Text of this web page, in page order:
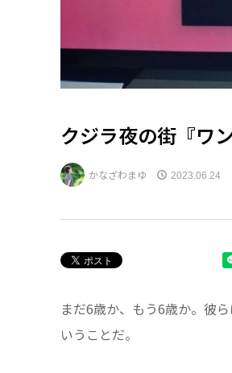
クジラ夜の街『ワ
かなざわまゆ 2023.06.24
まだ6歳か、もう6歳か。彼
いうことだ。